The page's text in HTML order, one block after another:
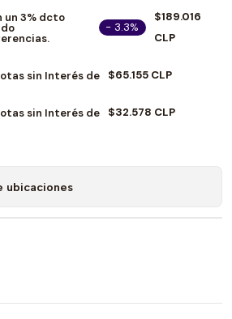
un 3% dcto
- 3.3%
$189.016
CLP
sin Interés de $65.155 CLP
sin Interés de $32.578 CLP
ubicaciones